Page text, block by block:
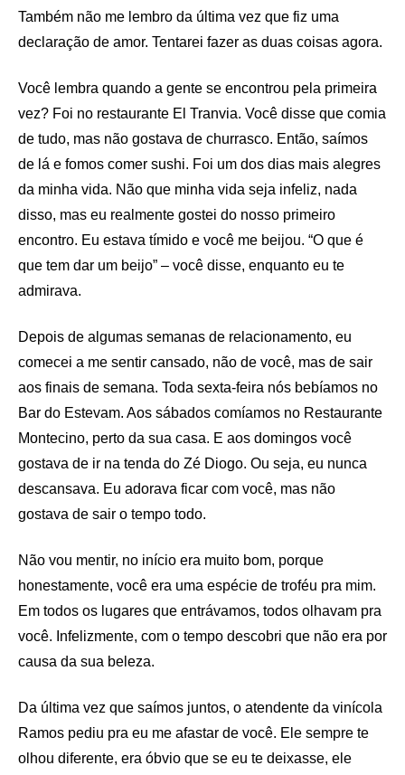
Também não me lembro da última vez que fiz uma
declaração de amor. Tentarei fazer as duas coisas agora.
Você lembra quando a gente se encontrou pela primeira
vez? Foi no restaurante El Tranvia. Você disse que comia
de tudo, mas não gostava de churrasco. Então, saímos
de lá e fomos comer sushi. Foi um dos dias mais alegres
da minha vida. Não que minha vida seja infeliz, nada
disso, mas eu realmente gostei do nosso primeiro
encontro. Eu estava tímido e você me beijou. “O que é
que tem dar um beijo” – você disse, enquanto eu te
admirava.
Depois de algumas semanas de relacionamento, eu
comecei a me sentir cansado, não de você, mas de sair
aos finais de semana. Toda sexta-feira nós bebíamos no
Bar do Estevam. Aos sábados comíamos no Restaurante
Montecino, perto da sua casa. E aos domingos você
gostava de ir na tenda do Zé Diogo. Ou seja, eu nunca
descansava. Eu adorava ficar com você, mas não
gostava de sair o tempo todo.
Não vou mentir, no início era muito bom, porque
honestamente, você era uma espécie de troféu pra mim.
Em todos os lugares que entrávamos, todos olhavam pra
você. Infelizmente, com o tempo descobri que não era por
causa da sua beleza.
Da última vez que saímos juntos, o atendente da vinícola
Ramos pediu pra eu me afastar de você. Ele sempre te
olhou diferente, era óbvio que se eu te deixasse, ele